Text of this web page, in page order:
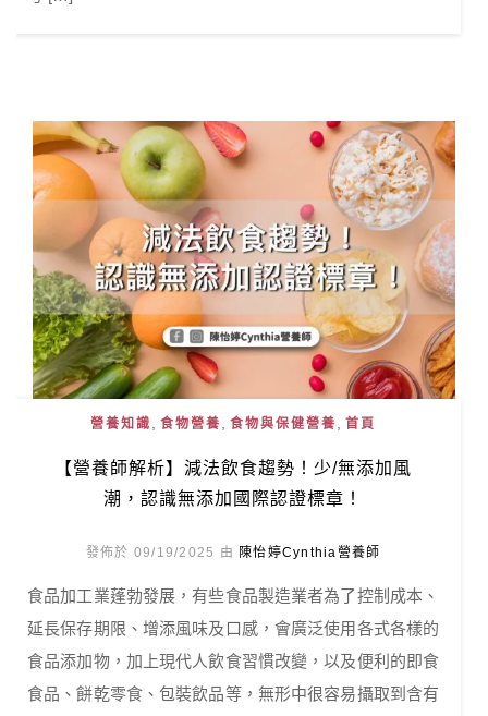
營養知識 食物營養 食物與保健營養 首頁
【營養師解析】減法飲食趨勢！少/無添加風
潮，認識無添加國際認證標章！
發佈於 09/19/2025 由 陳怡婷Cynthia營養師
食品加工業蓬勃發展，有些食品製造業者為了控制成本、
延長保存期限、增添風味及口感，會廣泛使用各式各樣的
食品添加物，加上現代人飲食習慣改變，以及便利的即食
食品、餅乾零食、包裝飲品等，無形中很容易攝取到含有